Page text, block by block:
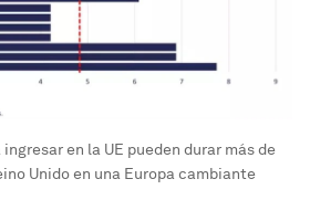
en la UE pueden durar más de
Unido en una Europa cambiante